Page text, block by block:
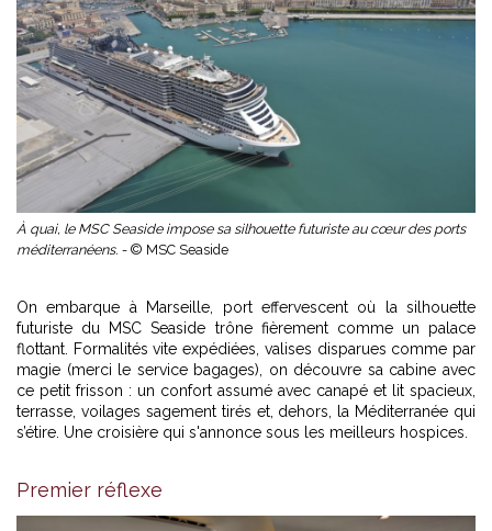
À quai, le MSC Seaside impose sa silhouette futuriste au cœur des ports
méditerranéens. - © MSC Seaside
On embarque à Marseille, port effervescent où la silhouette
futuriste du
MSC Seaside trône fièrement comme un palace
flottant. Formalités vite expédiées, valises disparues comme par
magie (merci le service bagages), on découvre sa cabine avec
ce petit frisson : un confort assumé avec canapé et lit spacieux,
terrasse, voilages sagement tirés et, dehors, la Méditerranée qui
s’étire. Une croisière qui s'annonce sous les meilleurs hospices.
Premier réflexe